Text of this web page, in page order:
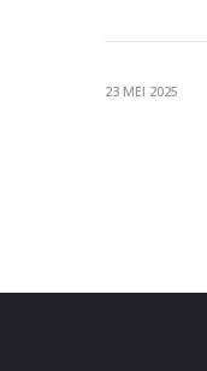
23 MEI 2025